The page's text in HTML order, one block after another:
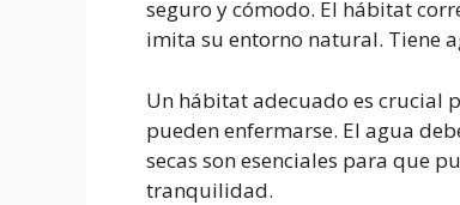
seguro y cómodo. El hábitat
imita su entorno natural. Tiene
Un hábitat adecuado es crucial
pueden enfermarse. El agua
secas son esenciales para que
tranquilidad.